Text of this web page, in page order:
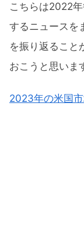
こちらは2022
するニュースを
を振り返ること
おこうと思いま
2023年の米国